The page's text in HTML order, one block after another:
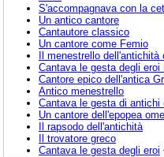
S'accompagnava con la
Un antico cantore
Cantautore classico
Un cantore come Femio
Il menestrello
Cantava le gesta degli eroi
Cantore epico dell'antica
Antico menestrello
Cantava le gesta di antichi
Un cantore dell'epopea
Il rapsodo dell'antichità
Il trovatore greco
Cantava le gesta degli eroi